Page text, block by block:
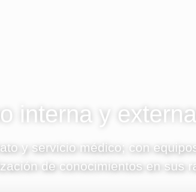
interna y
y servicio médico; con
de conocimientos en sus